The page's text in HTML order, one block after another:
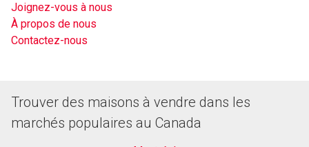
Joignez-vous à nous
À propos de nous
Contactez-nous
Trouver des maisons à vendre dans les
marchés populaires au Canada